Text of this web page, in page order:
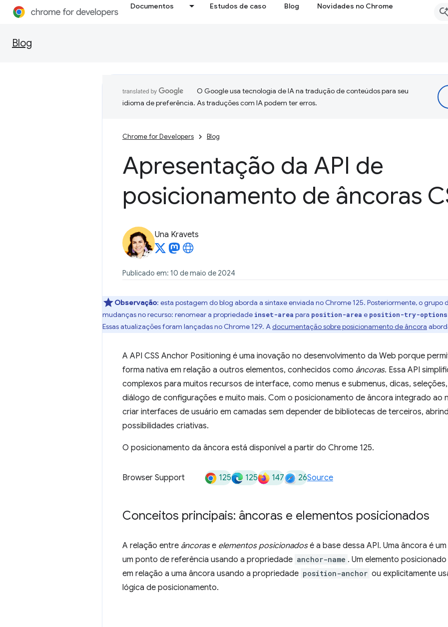
Documentos Estudos de caso Blog Novidades no Chrome
Blog
O Google usa tecnologia de IA na tradução de conteúdos para seu
idioma de preferência. As traduções com IA podem ter erros.
Chrome for Developers Blog
Apresentação da API de
posicionamento de âncoras
Una Kravets
Publicado em: 10 de maio de 2024
Observação: esta postagem do blog aborda a sintaxe enviada no Chrome 125. Posteriormente, o grupo
mudanças no recurso: renomear a propriedade inset-area para position-area e position-try-options
Essas atualizações foram lançadas no Chrome 129. Adocumentação sobre posicionamento de âncora
A API CSS Anchor Positioning é uma inovação no desenvolvimento da Web porque
forma nativa em relação a outros elementos, conhecidos como âncoras. Essa API
complexos para muitos recursos de interface, como menus e submenus, dicas,
diálogo de configurações e muito mais. Com o posicionamento de âncora integrado ao
criar interfaces de usuário em camadas sem depender de bibliotecas de terceiros,
possibilidades criativas.
O posicionamento da âncora está disponível a partir do Chrome 125.
Browser Support 125 125 147 26Source
Conceitos principais: âncoras e elementos posicionados
A relação entre âncorase elementos posicionadosé a base dessa API. Uma âncora é
um ponto de referência usando a propriedade anchor-name . Um elemento
em relação a uma âncora usando a propriedade position-anchor ou explicitamente
lógica de posicionamento.